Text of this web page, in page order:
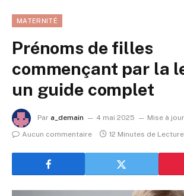
MATERNITÉ
Prénoms de filles
commençant par la
un guide complet
Par a_demain 4 mai 2025 Mise à
Aucun commentaire
12 Minutes de Lecture